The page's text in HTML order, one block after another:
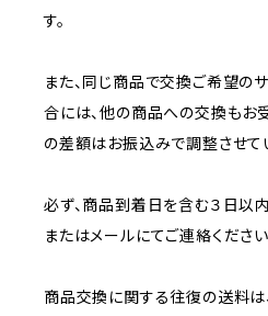
す。
また、同じ商品で交換ご希望の
合には、他の商品への交換もお
の差額はお振込みで調整させて
必ず、商品到着日を含む３日以
またはメールにてご連絡ください
商品交換に関する往復の送料は